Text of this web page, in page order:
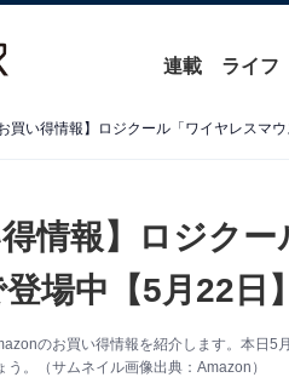
連載 ライフ
買い得情報】ロジクール「ワイヤレスマ
情報】ロジク
場中【5月22日】
のお買い得情報を紹介します。本日5
。（サムネイル画像出典：Amazon）